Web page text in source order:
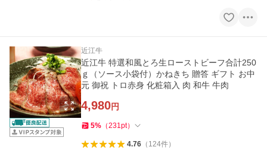
近江牛
近江牛 特選和風とろ生ローストビーフ合計250
ｇ（ソース小袋付）かねきち 贈答 ギフト お中
元 御祝 トロ赤身 化粧箱入 肉 和牛 牛肉
4,980円
5% （231pt）
4.76（ 124件）